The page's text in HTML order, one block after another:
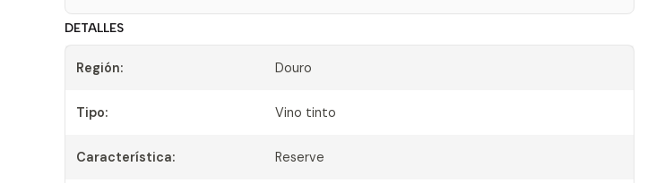
DETALLES
Región: Douro
Tipo: Vino tinto
Característica: Reserve